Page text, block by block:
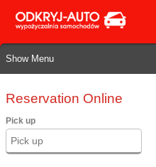
Show Menu
Reservation Online
Pick up